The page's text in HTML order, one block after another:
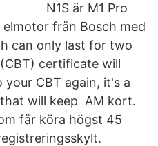
N1S är M1 Pro
från Bosch med
can only last for two
certificate will
your CBT again, it's a
will keep AM kort.
får köra högst 45